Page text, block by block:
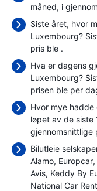
måned, i
Siste året, hvor
Luxembourg?
pris ble .
Hva er dagens
Luxembourg?
prisen ble per
Hvor mye
løpet av de siste
gjennomsnittlige
Bilutleie
Alamo Europcar
Avis Keddy By
National Car